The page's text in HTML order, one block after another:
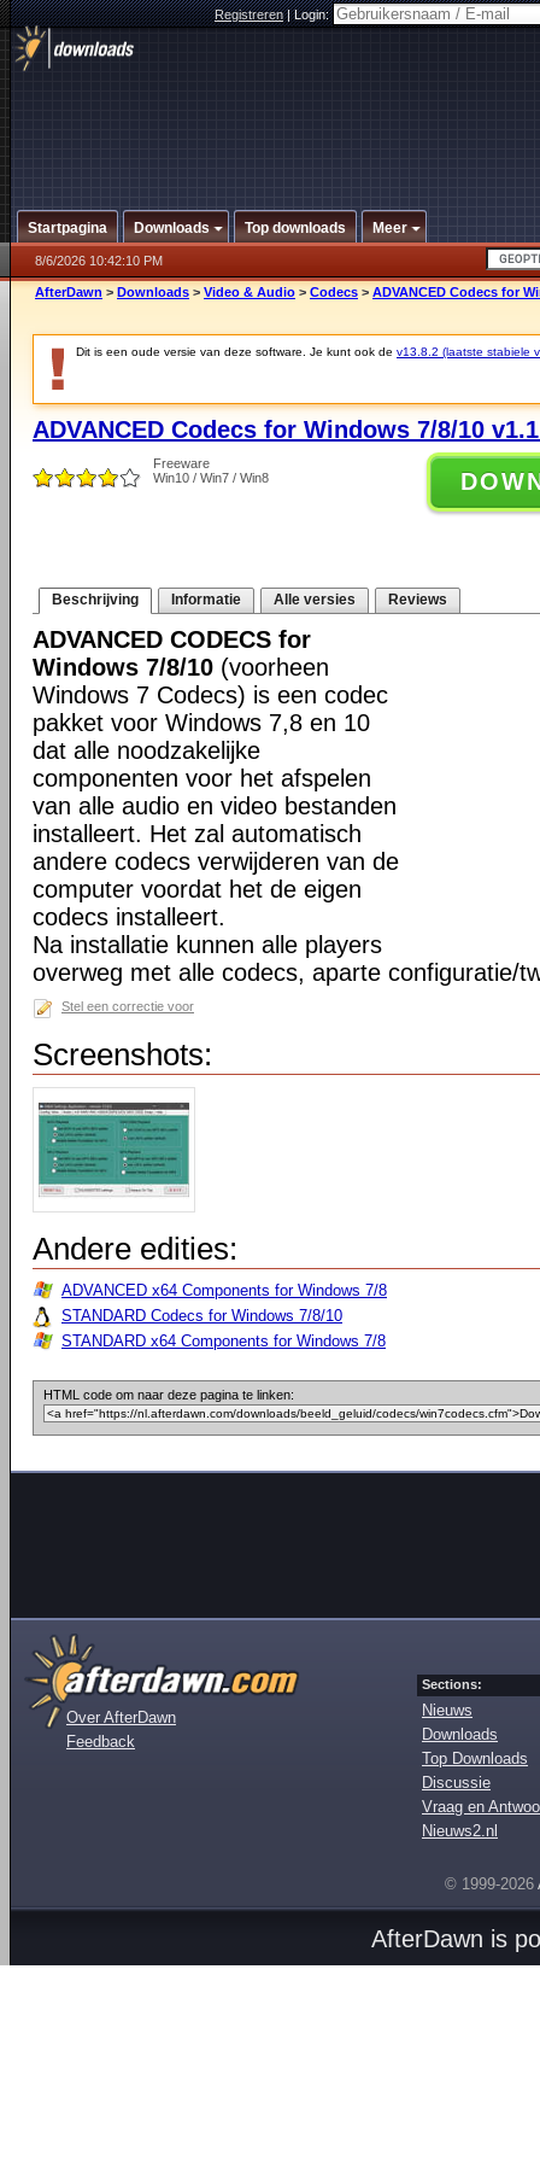
Registreren|Login:
Startpagina Downloads Top downloads Meer
8/6/2026 10:42:10 PM
AfterDawn > Downloads > Video & Audio > Codecs > ADVANCED Codecs for
Dit is een oude versie van deze software. Je kunt ook de v13.8.2 (laatste stabiele
ADVANCED Codecs for Windows 7/8/10
Freeware
Win10 / Win7 / Win8
Beschrijving Informatie Alle versies Reviews
ADVANCED CODECS for
Windows 7/8/10 (voorheen
Windows 7 Codecs) is een codec
pakket voor Windows 7,8 en 10
dat alle noodzakelijke
componenten voor het afspelen
van alle audio en video bestanden
installeert. Het zal automatisch
andere codecs verwijderen van de
computer voordat het de eigen
codecs installeert.
Na installatie kunnen alle players
overweg met alle codecs, aparte configuratie/
Stel een correctie voor
Screenshots:
Andere edities:
ADVANCED x64 Components for Windows 7/8
STANDARD Codecs for Windows 7/8/10
STANDARD x64 Components for Windows 7/8
HTML code om naar deze pagina te linken:
Over AfterDawn
Feedback
Sections:
Nieuws
Downloads
Top Downloads
Discussie
Vraag en
Nieuws2.nl
© 1999-2026
AfterDawn is